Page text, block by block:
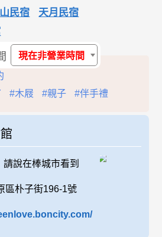
民宿
天月民宿
現在非營業時間
#木屐 #親子 #伴手禮
請說在棒城市看到
區朴子街196-1號